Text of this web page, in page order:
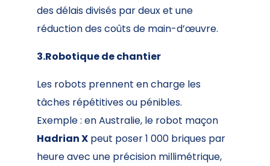
des délais divisés par deux et une
réduction des coûts de main-d’œuvre.
3.Robotique de chantier
Les robots prennent en charge les
tâches répétitives ou pénibles.
Exemple : en Australie, le robot maçon
Hadrian Xpeut poser 1 000 briques par
heure avec une précision millimétrique,